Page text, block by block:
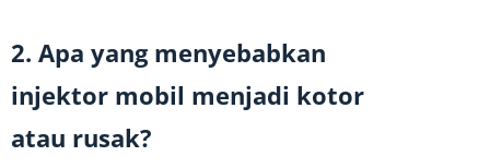
2. Apa yang menyebabkan
injektor mobil menjadi kotor
atau rusak?